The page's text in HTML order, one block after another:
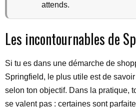
attends.
Les incontournables de
Si tu es dans une démarche de
Springfield, le plus utile est de
selon ton objectif. Dans la pratique,
se valent pas : certaines sont